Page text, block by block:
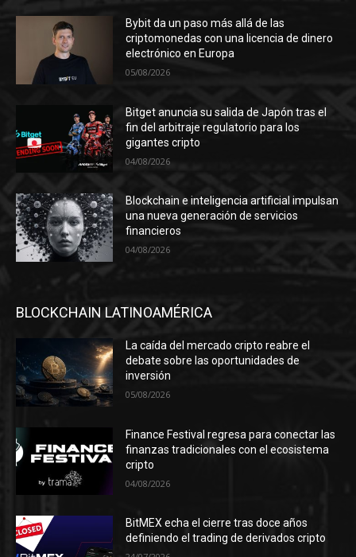
Bybit da un paso más allá de las
criptomonedas con una licencia de dinero
electrónico en Europa
05/08/2026
Bitget anuncia su salida de Japón tras el
fin del arbitraje regulatorio para los
gigantes cripto
04/08/2026
Blockchain e inteligencia artificial impulsan
una nueva generación de servicios
financieros
04/08/2026
BLOCKCHAIN LATINOAMÉRICA
La caída del mercado cripto reabre el
debate sobre las oportunidades de
inversión
05/08/2026
Finance Festival regresa para conectar las
finanzas tradicionales con el ecosistema
cripto
04/08/2026
BitMEX echa el cierre tras doce años
definiendo el trading de derivados cripto